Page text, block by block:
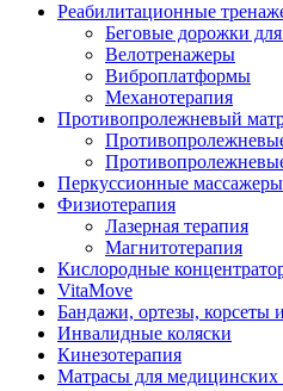
Реабилитационные
Беговые дорожки
Велотренажеры
Виброплатформы
Механотерапия
Противопролежневый
Перкуссионные массажеры
Физиотерапия
Лазерная терапия
Магнитотерапия
Кислородные
VitaMove
Бандажи, ортезы, корсеты
Инвалидные коляски
Кинезотерапия
Матрасы для медицинских